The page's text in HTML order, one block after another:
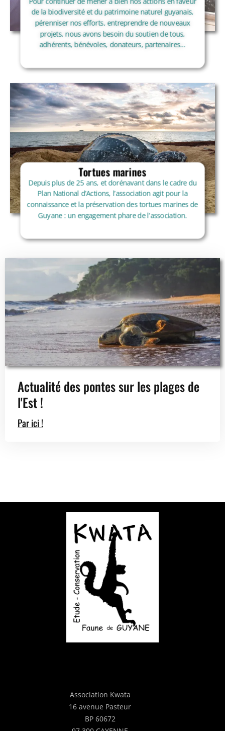
de la biodiversité et du patrimoine naturel guyanais,
pérenniser nos efforts, entreprendre de nouveaux
projets, nous avons besoin du soutien de tous,
adhérents, bénévoles, donateurs, partenaires…
Tortues marines
Depuis plus de 25 ans, et dorénavant dans le cadre du
Plan National d’Actions, l’association agit pour la
connaissance et la préservation des tortues marines de
Guyane : un engagement phare de l’association.
Actualité des pontes sur les plages de
l'Est !
Par ici !
Association Kwata
16 avenue Pasteur
BP 60672